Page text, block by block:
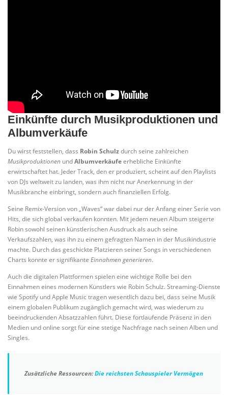
Einkünfte durch Musikproduktionen und
Albumverkäufe
Du wirst feststellen, dass Robin Schulzdurch seine zahlreichen
Musikproduktionen undAlbumverkäufeerhebliche Einkünfte
erwirtschaftet hat. Jeder Track, den er produziert, scheint auf den Playlists
von DJs weltweit zu landen, was ihm nicht nur Anerkennung in der
Musikbranche einbringt, sondern auch finanziellen Erfolg.
Seine Remix-Version von „Waves“ war dabei nur der Anfang einer Serie von
Hits, die sich global verkaufen konnten. Mit jedem neuen Album steigerte
Robin sowohl seinen künstlerischen Ausdruck als auch seine
Verkaufszahlen, was ihn zu einem gefragten Namen in der Musikindustrie
machte. Durch das geschickte Platzieren seiner Songs in verschiedenen
Charts konnte er signifikante Einnahmen generieren.
Auch die digitalen Plattformen spielen eine wichtige Rolle bei den
Einnahmen eines modernen Künstlers wie Robin Schulz. Streaming-Dienste
wie Spotify und Apple Music tragen wesentlich dazu bei, dass seine Musik
einem globalen Publikum zugänglich gemacht wird, was wiederum zu
beeindruckenden Absatzzahlen führt. Diese fortlaufende Präsenz in den
Medien und online sorgt für eine stetige Nachfrage nach seinen Alben und
Singles.
Zusätzliche Ressourcen:Die reichsten Schauspieler Vermögen